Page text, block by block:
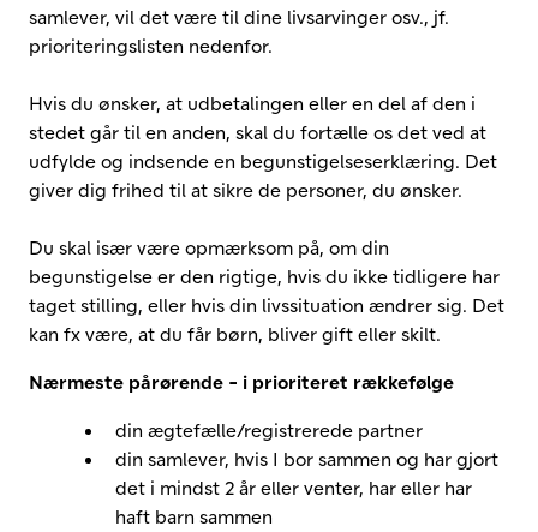
samlever, vil det være til dine livsarvinger osv., jf.
prioriteringslisten nedenfor.
Hvis du ønsker, at udbetalingen eller en del af den i
stedet går til en anden, skal du fortælle os det ved at
udfylde og indsende en begunstigelseserklæring. Det
giver dig frihed til at sikre de personer, du ønsker.
Du skal især være opmærksom på, om din
begunstigelse er den rigtige, hvis du ikke tidligere har
taget stilling, eller hvis din livssituation ændrer sig. Det
kan fx være, at du får børn, bliver gift eller skilt.
Nærmeste pårørende - i prioriteret rækkefølge
din ægtefælle/registrerede partner
din samlever, hvis I bor sammen og har gjort
det i mindst 2 år eller venter, har eller har
haft barn sammen